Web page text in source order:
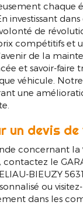
chaque
investissant dans
de
compétitifs et
de la
et savoir-faire
véhicule.
une
un devis
concernant la
, contactez le
BIEUZY
ou
dans les